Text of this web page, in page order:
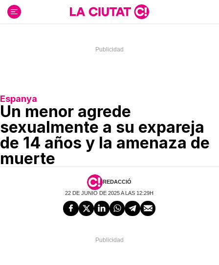
contenido
Espanya
Un menor agrede
sexualmente a su expareja
de 14 años y la amenaza de
muerte
REDACCIÓ
22 DE JUNIO DE 2025 A LAS 12:29H